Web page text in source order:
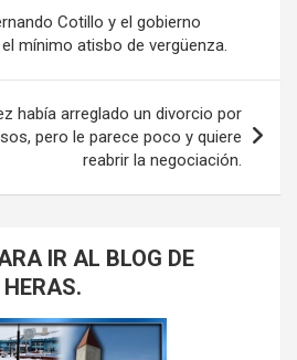
Cotillo y el gobierno
mínimo atisbo de vergüenza.
había arreglado un divorcio por
pero le parece poco y quiere
reabrir la negociación.
IR AL BLOG DE